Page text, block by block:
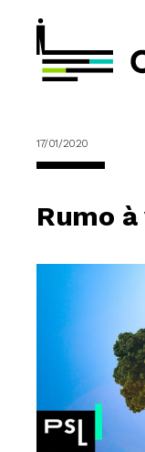
17/01/2020
Rumo